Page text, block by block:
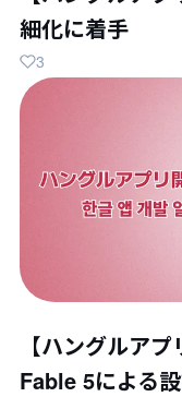
細化に着手
3
【ハングルア
Fable 5による